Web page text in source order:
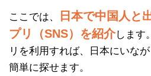
ここでは、
日本で中国人と
プリ（SNS）を紹介します
リを利用すれば、日本にいな
簡単に探せます。